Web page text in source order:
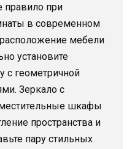
при
в современном
мебели
установите
с геометричной
Зеркало с
шкафы
пространства и
пару стильных